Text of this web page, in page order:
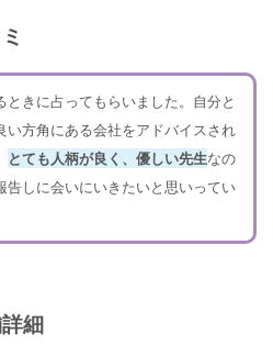
ときに占ってもらいました。自分と
い方角にある会社をアドバイスされ
とても人柄が良く、優しい先生なの
告しに会いにいきたいと思いってい
細